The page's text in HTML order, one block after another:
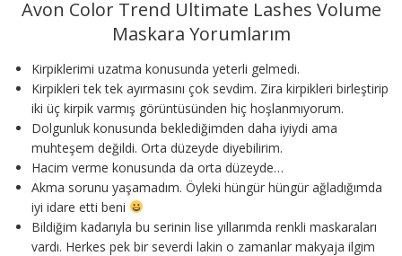
Avon Color Trend Ultimate Lashes Volume
Maskara Yorumlarım
Kirpiklerimi uzatma konusunda yeterli gelmedi.
Kirpikleri tek tek ayırmasını çok sevdim. Zira kirpikleri birleştirip
iki üç kirpik varmış görüntüsünden hiç hoşlanmıyorum.
Dolgunluk konusunda beklediğimden daha iyiydi ama
muhteşem değildi. Orta düzeyde diyebilirim.
Hacim verme konusunda da orta düzeyde…
Akma sorunu yaşamadım. Öyleki hüngür hüngür ağladığımda
iyi idare etti beni
Bildiğim kadarıyla bu serinin lise yıllarımda renkli maskaraları
vardı. Herkes pek bir severdi lakin o zamanlar makyaja ilgim